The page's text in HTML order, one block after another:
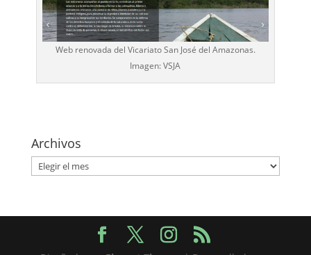
Web renovada del Vicariato San José del Amazonas.
Imagen: VSJA
Archivos
Archivos